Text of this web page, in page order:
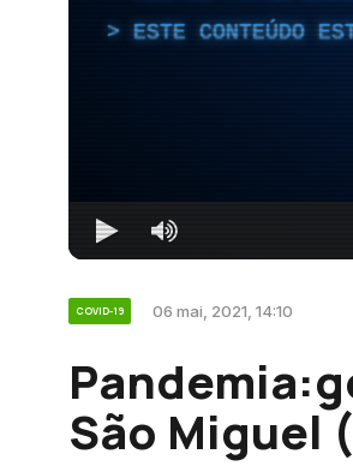
ESTE CONTEÚDO
COVID-19 06 mai, 2021, 14:10
São Miguel